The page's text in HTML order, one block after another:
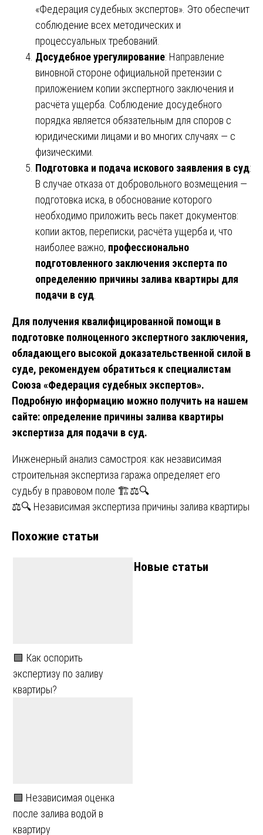
«Федерация судебных экспертов». Это обеспечит
соблюдение всех методических и
процессуальных требований.
Досудебное урегулирование: Направление
виновной стороне официальной претензии с
приложением копии экспертного заключения и
расчёта ущерба. Соблюдение досудебного
порядка является обязательным для споров с
юридическими лицами и во многих случаях — с
физическими.
Подготовка и подача искового заявления в суд:
В случае отказа от добровольного возмещения —
подготовка иска, в обоснование которого
необходимо приложить весь пакет документов:
копии актов, переписки, расчёта ущерба и, что
наиболее важно, профессионально
подготовленного заключения эксперта по
определению причины залива квартиры для
подачи в суд
Для получения квалифицированной помощи в
подготовке полноценного экспертного заключения,
обладающего высокой доказательственной силой в
суде, рекомендуем обратиться к специалистам
Союза «Федерация судебных экспертов».
Подробную информацию можно получить на нашем
сайте: определение причины залива квартиры
экспертиза для подачи в суд.
Навигация
по
записям
Инженерный анализ самостроя: как независимая
строительная экспертиза гаража определяет его
судьбу в правовом поле 🏗️⚖️🔍
⚖️🔍 Независимая экспертиза причины залива квартиры
Похожие статьи
🟩 Как оспорить
экспертизу по заливу
квартиры?
🟩 Независимая оценка
после залива водой в
квартиру
Новые статьи